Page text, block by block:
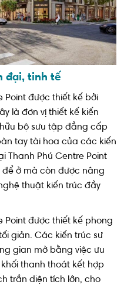
đại, tinh tế
Point được thiết kế bởi
là đơn vị thiết kế kiến
bộ sưu tập đẳng cấp
tay tài hoa của các kiến
Thanh Phú Centre Point
để ở mà còn được nâng
thuật kiến trúc đầy
Point được thiết kế phong
giản. Các kiến trúc sư
gian mở bằng việc ưu
thanh thoát kết hợp
trần diện tích lớn, cho